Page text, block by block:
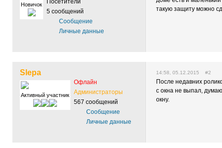
Новичок
Посетители
5 сообщений
Сообщение
Личные данные
такую защиту можно
Slepa
Активный участник
Офлайн
Администраторы
567 сообщений
Сообщение
Личные данные
14:58, 05.12.2015 #2
После недавних
с окна не выпал,
окну.